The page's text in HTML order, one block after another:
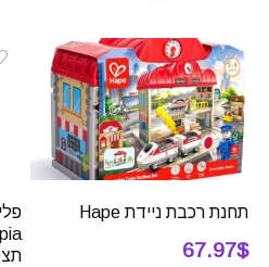
תחנת רכבת ניידת Hape
67.97$